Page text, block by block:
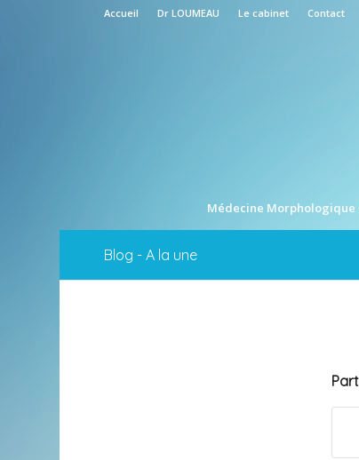
Accueil Dr LOUMEAU Le cabinet Contact
Médecine Morphologique
Blog - A la une